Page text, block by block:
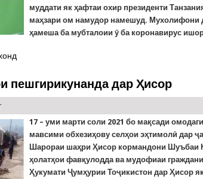
муддати як ҳафтаи охир президенти
маҳзари ом намудор намешуд. Мухолифони
ҳамеша ба мубталоии ӯ ба коронавирус
ки ба ҷиддияти коронавирус шак меовард, аз
пешгирикунанда дар Ҳисор
17 – уми марти соли 2021 бо мақсади
мавсими обхезиҳову селҳои эҳтимолӣ дар
Шарораи шаҳри Ҳисор кормандони Шуъбаи
ҳолатҳои фавқулодда ва мудофиаи
Ҳукумати Ҷумҳурии Тоҷикистон дар Ҳисор